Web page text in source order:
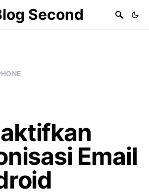
Second
Email